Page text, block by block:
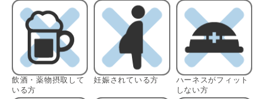
飲酒・薬物摂取して
いる方
妊娠されている方
ハーネスがフィット
しない方